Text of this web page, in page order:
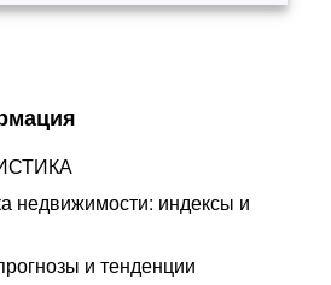
недвижимости: индексы и
и тенденции